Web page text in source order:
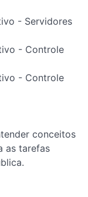
- Servidores
- Controle
- Controle
conceitos
as tarefas